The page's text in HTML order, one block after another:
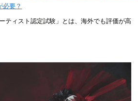
必要？
ティスト認定試験」とは、海外でも評価が高